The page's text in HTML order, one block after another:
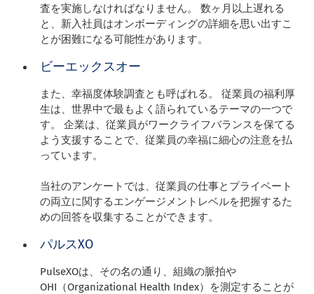
査を実施しなければなりません。 数ヶ月以上遅れる
と、新入社員はオンボーディングの詳細を思い出すこ
とが困難になる可能性があります。
ビーエックスオー
また、幸福度体験調査とも呼ばれる。 従業員の福利厚
生は、世界中で最もよく語られているテーマの一つで
す。 企業は、従業員がワークライフバランスを保てる
よう支援することで、従業員の幸福に細心の注意を払
っています。
当社のアンケートでは、従業員の仕事とプライベート
の両立に関するエンゲージメントレベルを把握するた
めの回答を収集することができます。
パルスXO
PulseXOは、その名の通り、組織の脈拍や
OHI（Organizational Health Index）を測定することが